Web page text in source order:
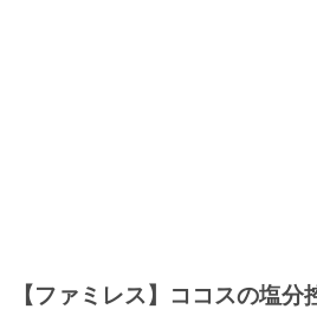
【ファミレス】ココスの塩